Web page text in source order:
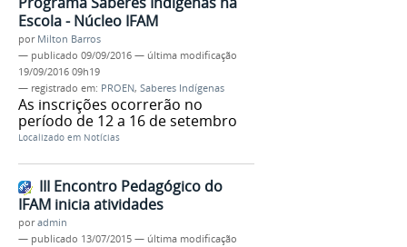
Escola - Núcleo IFAM
por Milton Barros
— publicado 09/09/2016 — última modificação
19/09/2016 09h19
— registrado em: PROEN, Saberes Indígenas
As inscrições ocorrerão no
período de 12 a 16 de setembro
Localizado em Notícias
III Encontro Pedagógico do
IFAM inicia atividades
poradmin
— publicado 13/07/2015 — última modificação